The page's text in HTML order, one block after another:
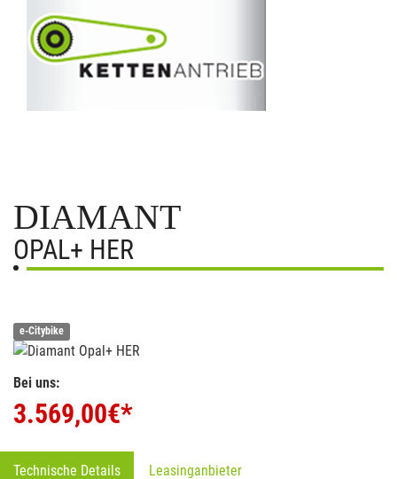
DIAMANT
OPAL+ HER
e-Citybike
Bei uns:
3.569,00€*
Technische Details Leasinganbieter